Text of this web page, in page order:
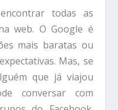
todas as
web. O Google é
mais baratas ou
Mas, se
que já viajou
conversar com